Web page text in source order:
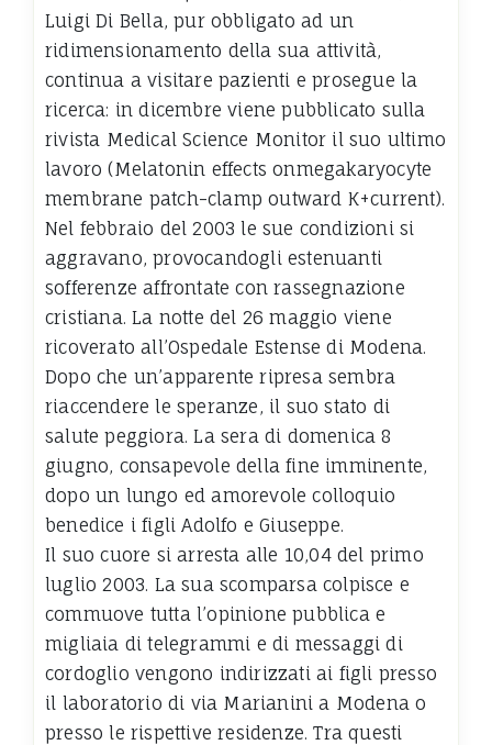
Luigi Di Bella, pur obbligato ad un
ridimensionamento della sua attività,
continua a visitare pazienti e prosegue la
ricerca: in dicembre viene pubblicato sulla
rivista Medical Science Monitor il suo ultimo
lavoro (Melatonin effects onmegakaryocyte
membrane patch-clamp outward K+current).
Nel febbraio del 2003 le sue condizioni si
aggravano, provocandogli estenuanti
sofferenze affrontate con rassegnazione
cristiana. La notte del 26 maggio viene
ricoverato all’Ospedale Estense di Modena.
Dopo che un’apparente ripresa sembra
riaccendere le speranze, il suo stato di
salute peggiora. La sera di domenica 8
giugno, consapevole della fine imminente,
dopo un lungo ed amorevole colloquio
benedice i figli Adolfo e Giuseppe.
Il suo cuore si arresta alle 10,04 del primo
luglio 2003. La sua scomparsa colpisce e
commuove tutta l’opinione pubblica e
migliaia di telegrammi e di messaggi di
cordoglio vengono indirizzati ai figli presso
il laboratorio di via Marianini a Modena o
presso le rispettive residenze. Tra questi